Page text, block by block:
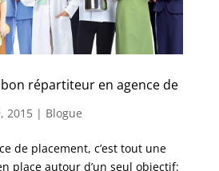
bon répartiteur en agence de
2015| Blogue
de placement, c’est tout une
place autour d’un seul objectif: